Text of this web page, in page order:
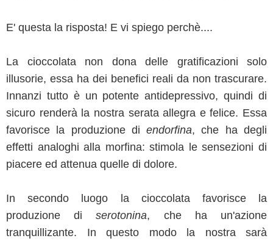
E' questa la risposta! E vi spiego perchè....
La cioccolata non dona delle gratificazioni solo
illusorie, essa ha dei benefici reali da non trascurare.
Innanzi tutto è un potente antidepressivo, quindi di
sicuro renderà la nostra serata allegra e felice. Essa
favorisce la produzione diendorfina, che ha degli
effetti analoghi alla morfina: stimola le sensezioni di
piacere ed attenua quelle di dolore.
In secondo luogo la cioccolata favorisce la
produzione diserotonina, che ha un'azione
tranquillizante. In questo modo la nostra sarà